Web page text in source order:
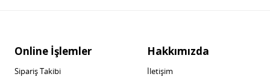
Online İşlemler
Sipariş Takibi
Hakkımızda
İletişim